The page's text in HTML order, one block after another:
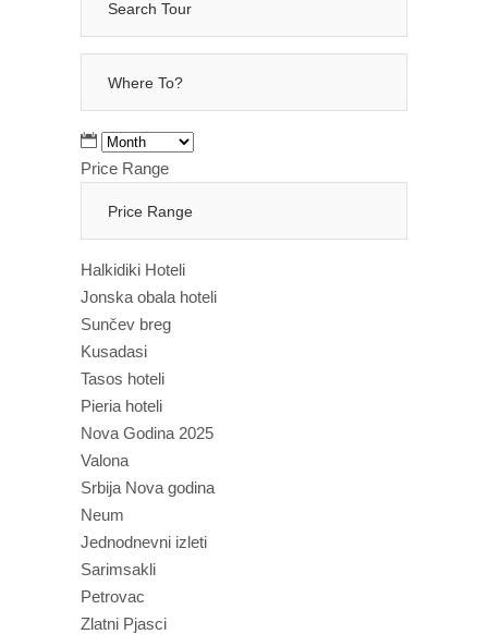
Price Range
Halkidiki Hoteli
Jonska obala hoteli
Sunčev breg
Kusadasi
Tasos hoteli
Pieria hoteli
Nova Godina 2025
Valona
Srbija Nova godina
Neum
Jednodnevni izleti
Sarimsakli
Petrovac
Zlatni Pjasci